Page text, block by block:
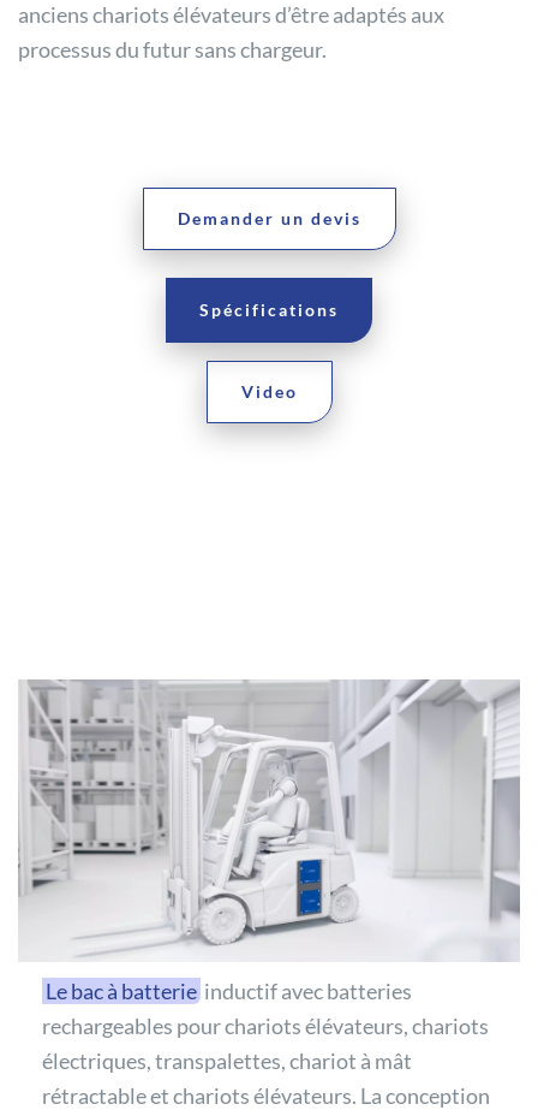
anciens chariots élévateurs d’être adaptés aux
processus du futur sans chargeur.
Demander un devis
Spécifications
Video
Le bac à batterie inductif avec batteries
rechargeables pour chariots élévateurs, chariots
électriques, transpalettes, chariot à mât
rétractable et chariots élévateurs. La conception